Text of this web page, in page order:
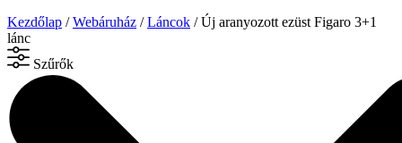
Kezdőlap /Webáruház /Láncok / Új aranyozott ezüst Figaro 3+1
lánc
Szűrők